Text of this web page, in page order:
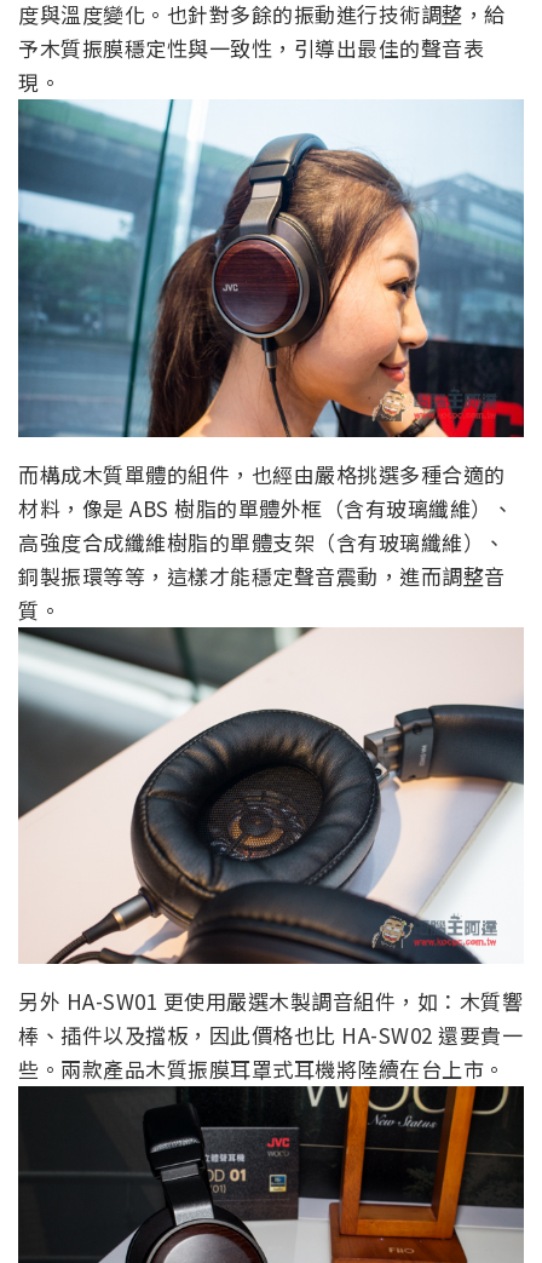
度與溫度變化。也針對多餘的振動進行技術調整，給
予木質振膜穩定性與一致性，引導出最佳的聲音表
現。
而構成木質單體的組件，也經由嚴格挑選多種合適的
材料，像是 ABS 樹脂的單體外框（含有玻璃纖維）、
高強度合成纖維樹脂的單體支架（含有玻璃纖維）、
銅製振環等等，這樣才能穩定聲音震動，進而調整音
質。
另外 HA-SW01 更使用嚴選木製調音組件，如：木質響
棒、插件以及擋板，因此價格也比 HA-SW02 還要貴一
些。兩款產品木質振膜耳罩式耳機將陸續在台上市。